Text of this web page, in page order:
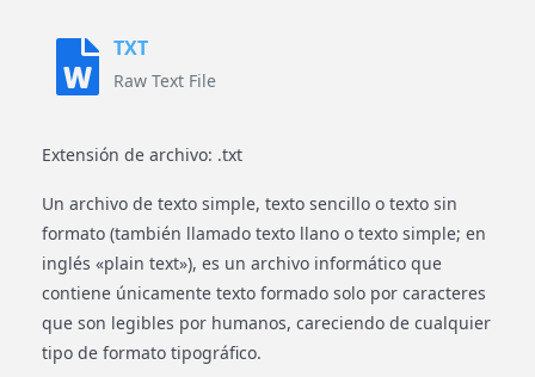
TXT
Raw Text File
Extensión de archivo: .txt
Un archivo de texto simple, texto sencillo o texto sin
formato (también llamado texto llano o texto simple; en
inglés «plain text»), es un archivo informático que
contiene únicamente texto formado solo por caracteres
que son legibles por humanos, careciendo de cualquier
tipo de formato tipográfico.